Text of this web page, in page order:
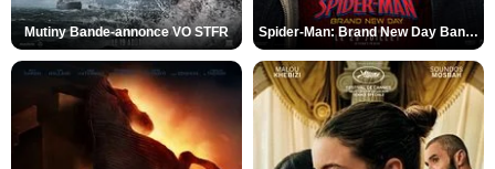
Mutiny Bande-annonce VO STFR Spider-Man: Brand New Day Bande-annonce VO STFR